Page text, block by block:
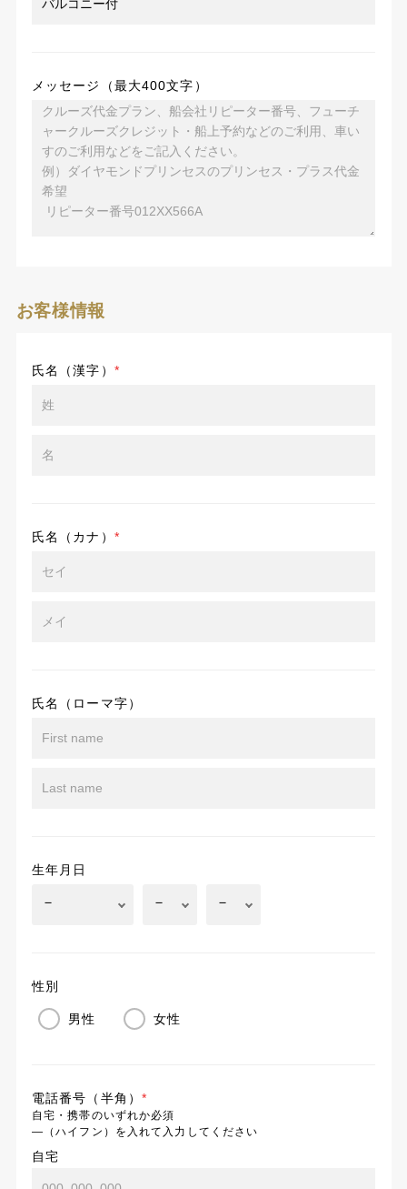
メッセージ（最大400文字）
お客様情報
氏名（漢字） *
氏名（カナ） *
氏名（ローマ字）
生年月日
性別
男性 女性
電話番号（半角） *
自宅・携帯のいずれか必須
―（ハイフン）を入れて入力してください
自宅